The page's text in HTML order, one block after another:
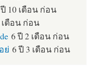
10 เดือน ก่อน
เดือน ก่อน
6 ปี 2 เดือน ก่อน
ย่ 6 ปี 3 เดือน ก่อน